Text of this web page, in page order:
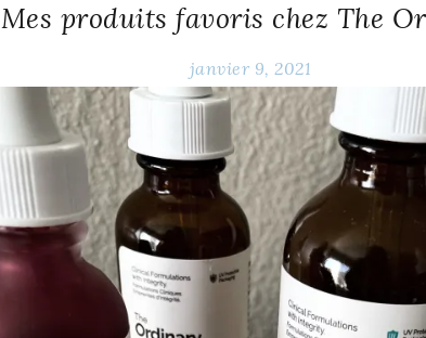
Mes produits favoris chez The
janvier 9, 2021